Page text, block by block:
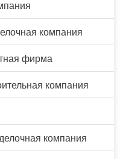
компания
фирма
компания
компания